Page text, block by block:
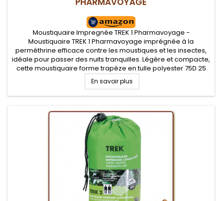
Moustiquaire Impregnée TREK 1 Pharmavoyage -
Moustiquaire TREK 1 Pharmavoyage imprégnée à la
perméthrine efficace contre les moustiques et les insectes,
idéale pour passer des nuits tranquilles. Légère et compacte,
cette moustiquaire forme trapèze en tulle polyester 75D 25
mailles par cm2 est idéale en randonnée, voyage et
camping.
En savoir plus